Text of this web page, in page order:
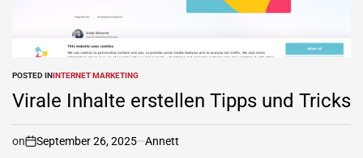
POSTED ININTERNET MARKETING
Virale Inhalte erstellen Tipps und Tricks
on September 26, 2025 Annett